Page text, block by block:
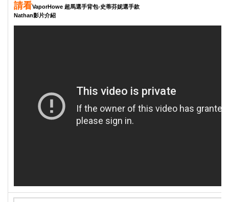
請看VaporHowe 超馬選手背包-史蒂芬妮選手款
Nathan影片介紹